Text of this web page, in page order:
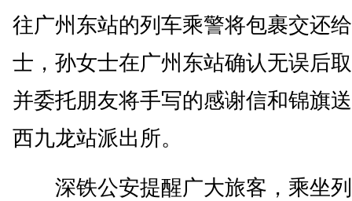
往广州东站的列车乘警将包裹交还
士，孙女士在广州东站确认无误后
并委托朋友将手写的感谢信和锦旗
西九龙站派出所。
深铁公安提醒广大旅客，乘坐